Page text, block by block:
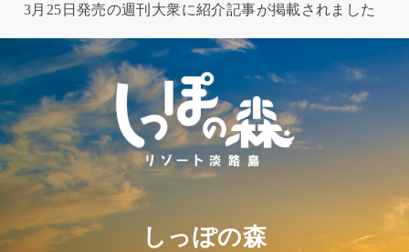
3月25日発売の週刊大衆に紹介記事が掲載されました
しっぽの森